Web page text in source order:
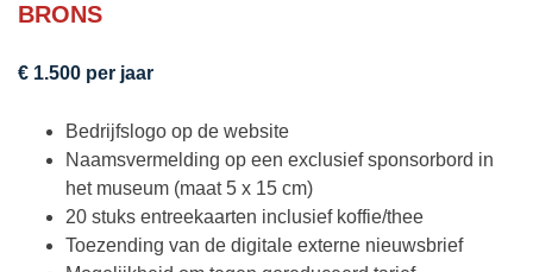
BRONS
€ 1.500 per jaar
Bedrijfslogo op de website
Naamsvermelding op een exclusief sponsorbord in
het museum (maat 5 x 15 cm)
20 stuks entreekaarten inclusief koffie/thee
Toezending van de digitale externe nieuwsbrief